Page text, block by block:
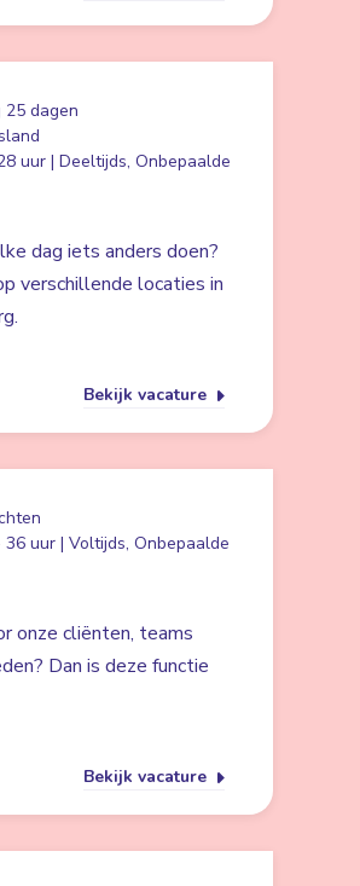
25 dagen
uur | Deeltijds, Onbepaalde
dag iets anders doen?
verschillende locaties in
Bekijk vacature
36 uur | Voltijds, Onbepaalde
onze cliënten, teams
Dan is deze functie
Bekijk vacature